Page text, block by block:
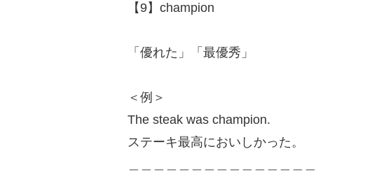
【9】champion
「優れた」「最優秀」
＜例＞
The steak was champion.
ステーキ最高においしかった。